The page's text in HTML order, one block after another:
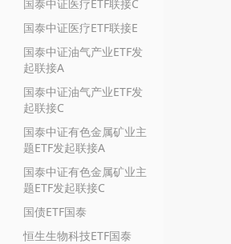
国泰中证医疗ETF联接C
国泰中证医疗ETF联接E
国泰中证油气产业ETF发
起联接A
国泰中证油气产业ETF发
起联接C
国泰中证有色金属矿业主
题ETF发起联接A
国泰中证有色金属矿业主
题ETF发起联接C
国债ETF国泰
恒生生物科技ETF国泰